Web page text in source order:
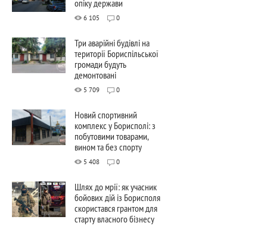
опіку держави
6 105 0
Три аварійні будівлі на
території Бориспільської
громади будуть
демонтовані
5 709 0
Новий спортивний
комплекс у Борисполі: з
побутовими товарами,
вином та без спорту
5 408 0
Шлях до мрії: як учасник
бойових дій із Борисполя
скористався грантом для
старту власного бізнесу